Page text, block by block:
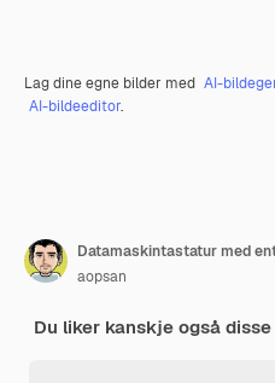
Lag dine egne bilder med AI-
AI-bildeeditor.
Datamaskintastatur med
aopsan
Du liker kanskje også